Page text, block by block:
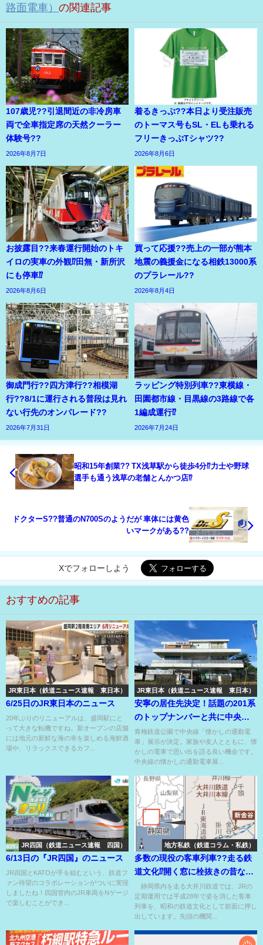
路面電車） の関連記事
107歳児??引退間近の非冷房車
両で全車指定席の天然クーラー
体験号??
2026年8月7日
着るきっぷ??本日より受注販売
のトーマス号もSL・ELも乗れる
フリーきっぷTシャツ??
2026年8月6日
お披露目??来春運行開始のトキ
イロの実車の外観⁉田無・新所沢
にも停車⁉
2026年8月6日
買って応援??売上の一部が熊本
地震の義援金になる相鉄13000系
のプラレール??
2026年8月4日
御成門行??四方津行??相模湖
行??8/1に運行される普段は見れ
ない行先のオンパレード??
2026年7月31日
ラッピング特別列車??東横線・
田園都市線・目黒線の3路線で各
1編成運行⁉
2026年7月24日
昭和15年創業?? TX浅草駅から徒歩4分⁉力士や野球
選手も通う浅草の老舗とんかつ店⁉
ドクターS??普通のN700Sのようだが 車体には黄色
いマークがある??
Xでフォローしよう
おすすめの記事
JR東日本（鉄道ニュース速報 東日本）
6/25日のJR東日本のニュース
20年ぶりのリニューアルは、盛岡駅にと
って大きな転機ですね。新オープンの店舗
には地元の新鮮な海の幸を楽しめる海鮮酒
場や、リラックスできるカフ...
JR東日本（鉄道ニュース速報 東日本）
安寧の居住先決定！話題の201系
のトップナンバーと共に中央線
活躍車両3兄弟が集結⁉
青梅鉄道公園で中央線「懐かしの通勤電
車」展示が決定。家族や友人とともに、懐
かしの電車で思い出を語る良い機会です。
中央線の懐かしの通勤電車展...
JR四国（鉄道ニュース速報 四国）
6/13日の『JR四国』のニュース
JR四国とKATOが手を組むという、鉄道フ
ァン待望のコラボレーションがついに実現
しましたね！四国管内のJR車両をNゲージ
で楽しむことができ...
地方私鉄（鉄道コラム・私鉄）
多数の現役の客車列車??走る鉄
道文化⁉開く窓に栓抜きの昔なが
らの鉄道風景⁉
静岡県内を走る大井川鉄道では、JRの
定期運用では平成28年で姿を消した客車
列車を、昭和の鉄道文化として前面に押し
出しています。先頭の機関...